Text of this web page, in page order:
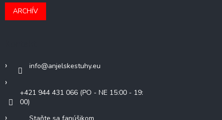
ARCHÍV
info@anjelskestuhy.eu
+421 944 431 066 (PO - NE 15:00 - 19:
00)
Staňte sa fanúšikom